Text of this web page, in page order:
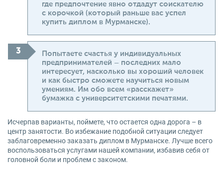
где предпочтение явно отдадут соискателю
с корочкой (который раньше вас успел
купить диплом в Мурманске).
Попытаете счастья у индивидуальных
предпринимателей – последних мало
интересует, насколько вы хороший человек
и как быстро сможете научиться новым
умениям. Им обо всем «расскажет»
бумажка с университетскими печатями.
Исчерпав варианты, поймете, что остается одна дорога – в
центр занятости. Во избежание подобной ситуации следует
заблаговременно заказать диплом в Мурманске. Лучше всего
воспользоваться услугами нашей компании, избавив себя от
головной боли и проблем с законом.